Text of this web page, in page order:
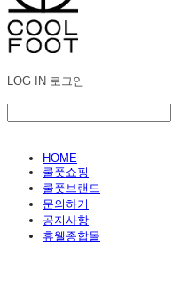
LOG IN 로그인
HOME
쿨풋쇼핑
쿨풋브랜드
문의하기
공지사항
휴웰종합몰